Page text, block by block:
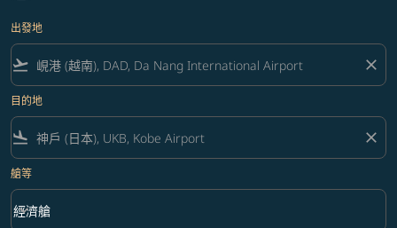
出發地
flight_takeoff close
目的地
flight_land close
艙等
艙等 option 經濟艙 Selected
經濟艙
keyboard_arrow_down